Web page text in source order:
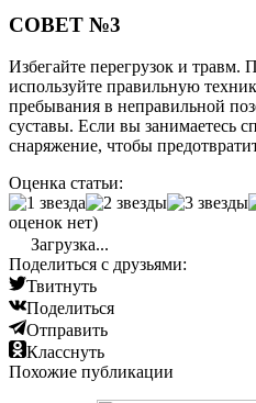
СОВЕТ №3
Избегайте перегрузок и травм.
используйте правильную
пребывания в неправильной
суставы. Если вы занимаетесь
снаряжение, чтобы
Оценка статьи:
оценок нет)
Загрузка...
Поделиться с друзьями:
Твитнуть
Поделиться
Отправить
Класснуть
Похожие публикации